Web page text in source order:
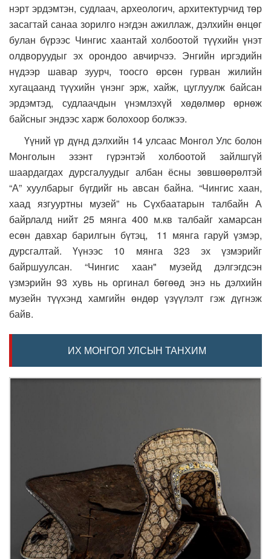
нэрт эрдэмтэн, судлаач, археологич, архитектурчид төр
засагтай санаа зорилго нэгдэн ажиллаж, дэлхийн өнцөг
булан бүрээс Чингис хаантай холбоотой түүхийн үнэт
олдворуудыг эх орондоо авчирчээ. Энгийн иргэдийн
нүдээр шавар зуурч, тоосго өрсөн гурван жилийн
хугацаанд түүхийн үнэнг эрж, хайж, цуглуулж байсан
эрдэмтэд, судлаачдын үнэмлэхүй хөдөлмөр өрнөж
байсныг эндээс харж болохоор болжээ.
Үүний үр дүнд дэлхийн 14 улсаас Монгол Улс болон
Монголын эзэнт гүрэнтэй холбоотой зайлшгүй
шаардагдах дурсгалуудыг албан ёсны зөвшөөрөлтэй
“А” хуулбарыг бүгдийг нь авсан байна. “Чингис хаан,
хаад язгууртны музей” нь Сүхбаатарын талбайн А
байрлалд нийт 25 мянга 400 м.кв талбайг хамарсан
есөн давхар барилгын бүтэц, 11 мянга гаруй үзмэр,
дурсгалтай. Үүнээс 10 мянга 323 эх үзмэрийг
байршуулсан. “Чингис хаан" музейд дэлгэгдсэн
үзмэрийн 93 хувь нь оргинал бөгөөд энэ нь дэлхийн
музейн түүхэнд хамгийн өндөр үзүүлэлт гэж дүгнэж
байв.
ИХ МОНГОЛ УЛСЫН ТАНХИМ